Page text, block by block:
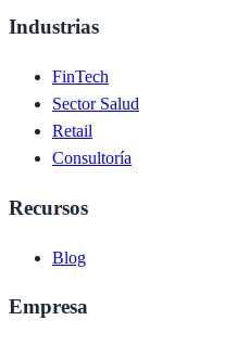
Industrias
FinTech
Sector Salud
Retail
Consultoría
Recursos
Blog
Empresa